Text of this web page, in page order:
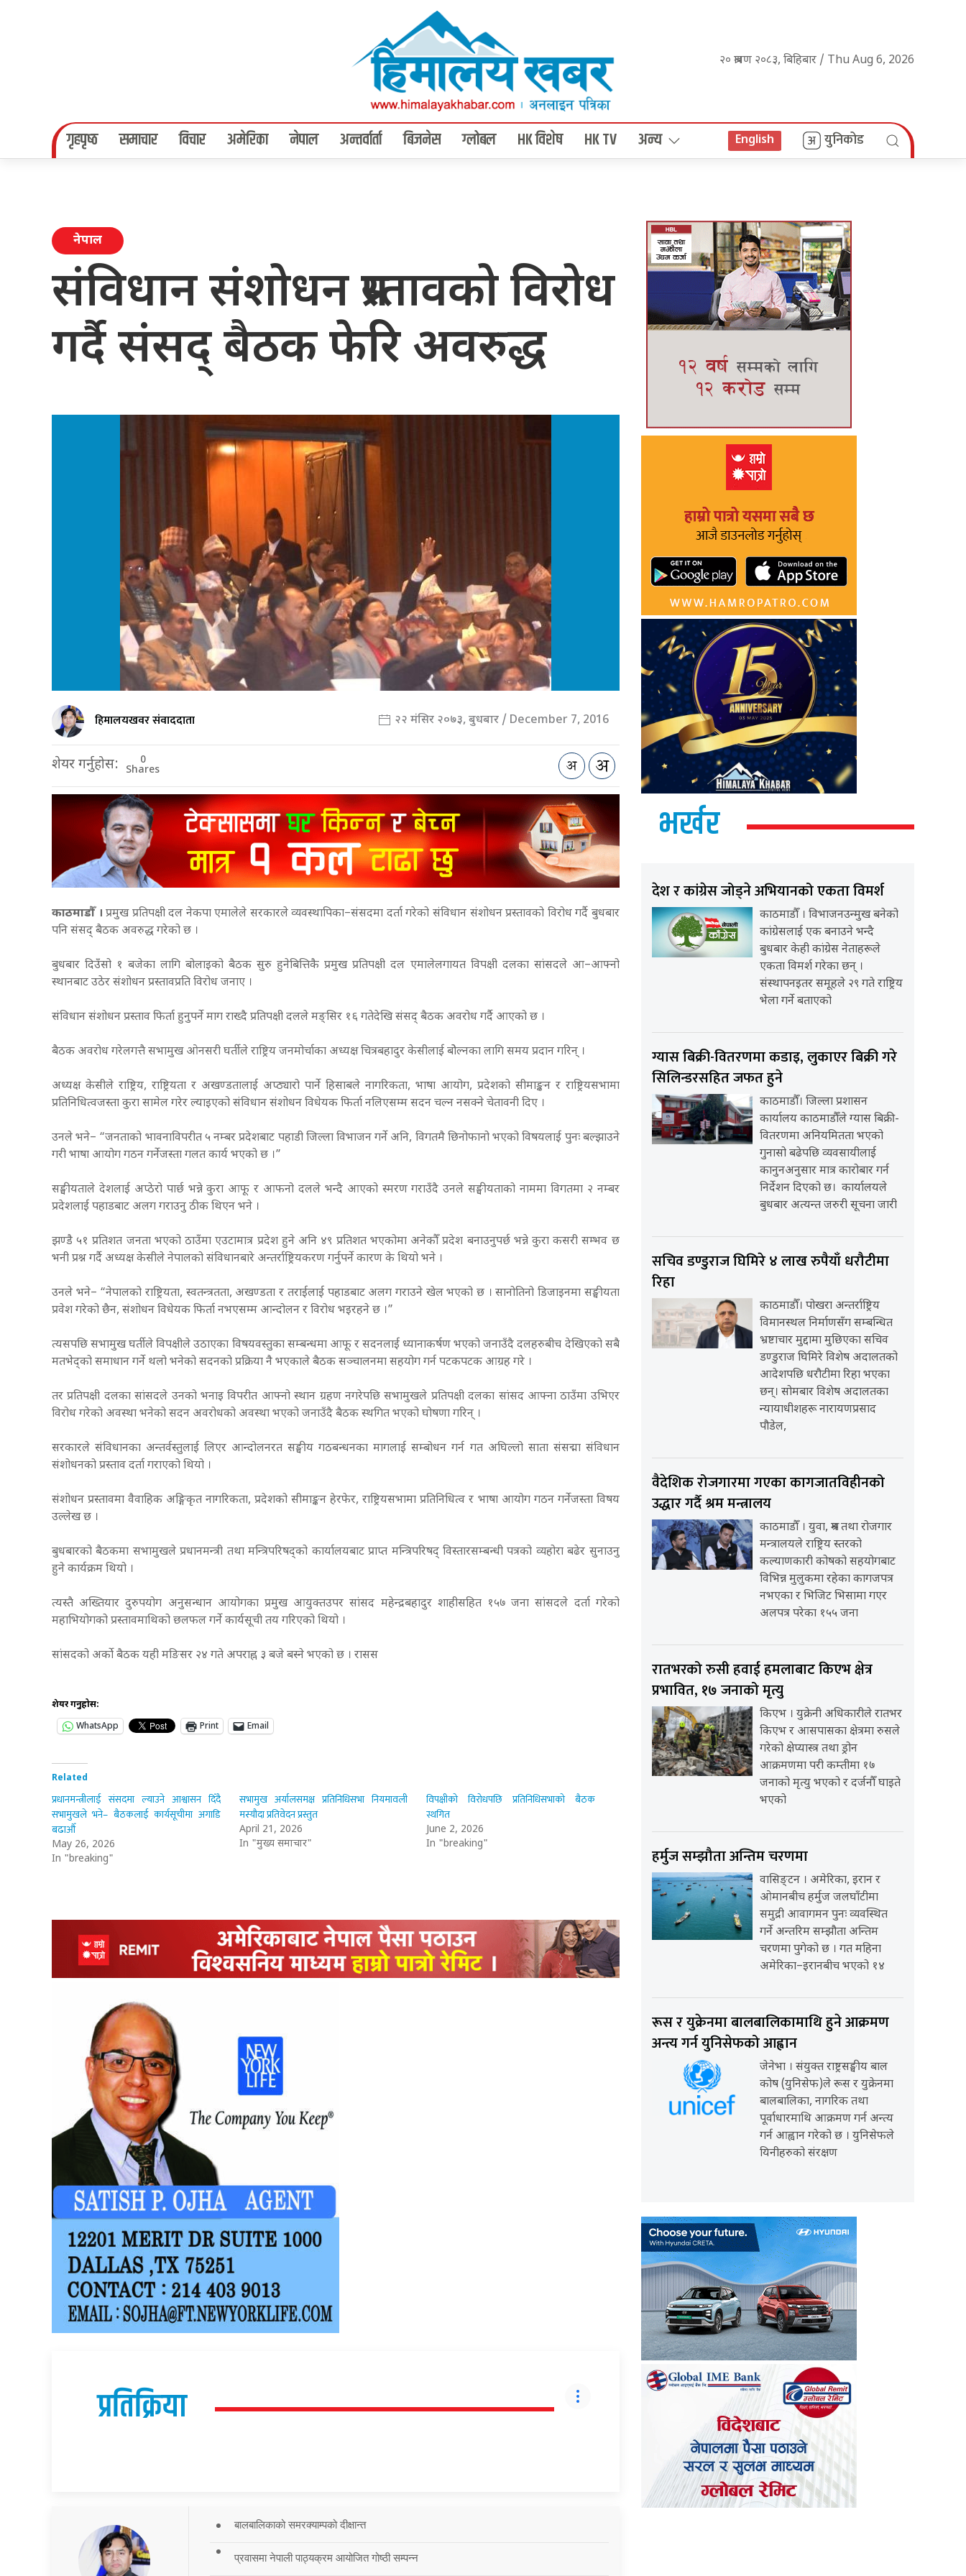
२० श्रावण २०८३, बिहिबार / Thu Aug 6, 2026
गृहपृष्‍ठ समाचार विचार अमेरिका नेपाल अन्तर्वार्ता बिजनेस ग्लोबल HK विशेष HK TV अन्य English युनिकोड
नेपाल
संविधान संशोधन प्रस्तावको विरोध
गर्दै संसद् बैठक फेरि अवरुद्ध
हिमालयखवर संवाददाता २२ मंसिर २०७३, बुधबार / December 7, 2016
शेयर गर्नुहोस: 0
Shares
काठमाडौँ । प्रमुख प्रतिपक्षी दल नेकपा एमालेले सरकारले व्यवस्थापिका–संसदमा दर्ता गरेको संविधान संशोधन प्रस्तावको विरोध गर्दै बुधबार
पनि संसद् बैठक अवरुद्ध गरेको छ ।
बुधबार दिउँसो १ बजेका लागि बोलाइको बैठक सुरु हुनेबित्तिकै प्रमुख प्रतिपक्षी दल एमालेलगायत विपक्षी दलका सांसदले आ–आफ्नो
स्थानबाट उठेर संशोधन प्रस्तावप्रति विरोध जनाए ।
संविधान संशोधन प्रस्ताव फिर्ता हुनुपर्ने माग राख्दै प्रतिपक्षी दलले मङ्सिर १६ गतेदेखि संसद् बैठक अवरोध गर्दै आएको छ ।
बैठक अवरोध गरेलगत्तै सभामुख ओनसरी घर्तीले राष्ट्रिय जनमोर्चाका अध्यक्ष चित्रबहादुर केसीलाई बोेल्नका लागि समय प्रदान गरिन् ।
अध्यक्ष केसीले राष्ट्रिय, राष्ट्रियता र अखण्डतालाई अप्ठ्यारो पार्ने हिसाबले नागरिकता, भाषा आयोग, प्रदेशको सीमाङ्कन र राष्ट्रियसभामा
प्रतिनिधित्वजस्ता कुरा सामेल गरेर ल्याइएको संविधान संशोधन विधेयक फिर्ता नलिएसम्म सदन चल्न नसक्ने चेतावनी दिए ।
उनले भने– “जनताको भावनाविपरीत ५ नम्बर प्रदेशबाट पहाडी जिल्ला विभाजन गर्ने अनि, विगतमै छिनोफानो भएको विषयलाई पुनः बल्झाउने
गरी भाषा आयोग गठन गर्नेजस्ता गलत कार्य भएको छ ।”
सङ्घीयताले देशलाई अप्ठेरो पार्छ भन्ने कुरा आफू र आफनो दलले भन्दै आएको स्मरण गराउँदै उनले सङ्घीयताको नाममा विगतमा २ नम्बर
प्रदेशलाई पहाडबाट अलग गराउनु ठीक थिएन भने ।
झण्डै ५१ प्रतिशत जनता भएको ठाउँमा एउटामात्र प्रदेश हुने अनि ४९ प्रतिशत भएकोमा अनेकौँ प्रदेश बनाउनुपर्छ भन्ने कुरा कसरी सम्भव छ
भनी प्रश्न गर्दै अध्यक्ष केसीले नेपालको संविधानबारे अन्तर्राष्ट्रियकरण गर्नुपर्ने कारण के थियो भने ।
उनले भने– “नेपालको राष्ट्रियता, स्वतन्त्रतता, अखण्डता र तराईलाई पहाडबाट अलग गराउने खेल भएको छ । सानोतिनो डिजाइनमा सङ्घीयता
प्रवेश गरेको छैन, संशोधन विधेयक फिर्ता नभएसम्म आन्दोलन र विरोध भइरहने छ ।”
त्यसपछि सभामुख घर्तीले विपक्षीले उठाएका विषयवस्तुका सम्बन्धमा आफू र सदनलाई ध्यानाकर्षण भएको जनाउँदै दलहरुबीच देखिएको सबै
मतभेद्को समाधान गर्ने थलो भनेको सदनको प्रक्रिया नै भएकाले बैठक सञ्चालनमा सहयोग गर्न पटकपटक आग्रह गरे ।
तर प्रतिपक्षी दलका सांसदले उनको भनाइ विपरीत आफ्नो स्थान ग्रहण नगरेपछि सभामुखले प्रतिपक्षी दलका सांसद आफ्ना ठाउँमा उभिएर
विरोध गरेको अवस्था भनेको सदन अवरोधको अवस्था भएको जनाउँदै बैठक स्थगित भएको घोषणा गरिन् ।
सरकारले संविधानका अन्तर्वस्तुलाई लिएर आन्दोलनरत सङ्घीय गठबन्धनका मागलाई सम्बोधन गर्न गत अघिल्लो साता संसद्मा संविधान
संशोधनको प्रस्ताव दर्ता गराएको थियो ।
संशोधन प्रस्तावमा वैवाहिक अङ्गिकृत नागरिकता, प्रदेशको सीमाङ्कन हेरफेर, राष्ट्रियसभामा प्रतिनिधित्व र भाषा आयोग गठन गर्नेजस्ता विषय
उल्लेख छ ।
बुधबारको बैठकमा सभामुखले प्रधानमन्त्री तथा मन्त्रिपरिषद्को कार्यालयबाट प्राप्त मन्त्रिपरिषद् विस्तारसम्बन्धी पत्रको व्यहोरा बढेर सुनाउनु
हुने कार्यक्रम थियो ।
त्यस्तै अख्तियार दुरुपयोग अनुसन्धान आयोगका प्रमुख आयुक्तउपर सांसद महेन्द्रबहादुर शाहीसहित १५७ जना सांसदले दर्ता गरेको
महाभियोगको प्रस्तावमाथिको छलफल गर्ने कार्यसूची तय गरिएको थियो ।
सांसदको अर्को बैठक यही मङिसर २४ गते अपराह्न ३ बजे बस्ने भएको छ । रासस
शेयर गर्नुहोस:
WhatsApp
Print Email
Related
प्रधानमन्त्रीलाई संसदमा ल्याउने आश्वासन दिँदै
सभामुखले भने– बैठकलाई कार्यसूचीमा अगाडि
बढाऔँ
May 26, 2026
In "breaking"
सभामुख अर्यालसमक्ष प्रतिनिधिसभा नियमावली
मस्यौदा प्रतिवेदन प्रस्तुत
April 21, 2026
In "मुख्य समाचार"
विपक्षीको विरोधपछि प्रतिनिधिसभाको बैठक
स्थगित
June 2, 2026
In "breaking"
प्रतिक्रिया
बालबालिकाको समरक्याम्पको दीक्षान्त
प्रवासमा नेपाली पाठ्यक्रम आयोजित गोष्ठी सम्पन्न
भर्खर
देश र कांग्रेस जोड्ने अभियानको एकता विमर्श
काठमाडौँ । विभाजनउन्मुख बनेको
कांग्रेसलाई एक बनाउने भन्दै
बुधबार केही कांग्रेस नेताहरूले
एकता विमर्श गरेका छन् ।
संस्थापनइतर समूहले २९ गते राष्ट्रिय
भेला गर्ने बताएको
ग्यास बिक्री-वितरणमा कडाइ, लुकाएर बिक्री गरे
सिलिन्डरसहित जफत हुने
काठमाडौँ। जिल्ला प्रशासन
कार्यालय काठमाडौँले ग्यास बिक्री-
वितरणमा अनियमितता भएको
गुनासो बढेपछि व्यवसायीलाई
कानुनअनुसार मात्र कारोबार गर्न
निर्देशन दिएको छ। कार्यालयले
बुधबार अत्यन्त जरुरी सूचना जारी
सचिव डण्डुराज घिमिरे ४ लाख रुपैयाँ धरौटीमा
रिहा
काठमाडौँ। पोखरा अन्तर्राष्ट्रिय
विमानस्थल निर्माणसँग सम्बन्धित
भ्रष्टाचार मुद्दामा मुछिएका सचिव
डण्डुराज घिमिरे विशेष अदालतको
आदेशपछि धरौटीमा रिहा भएका
छन्। सोमबार विशेष अदालतका
न्यायाधीशहरू नारायणप्रसाद
पौडेल,
वैदेशिक रोजगारमा गएका कागजातविहीनको
उद्धार गर्दै श्रम मन्त्रालय
काठमाडौँ । युवा, श्रम तथा रोजगार
मन्त्रालयले राष्ट्रिय स्तरको
कल्याणकारी कोषको सहयोगबाट
विभिन्न मुलुकमा रहेका कागजपत्र
नभएका र भिजिट भिसामा गएर
अलपत्र परेका १५५ जना
रातभरको रुसी हवाई हमलाबाट किएभ क्षेत्र
प्रभावित, १७ जनाको मृत्यु
किएभ । युक्रेनी अधिकारीले रातभर
किएभ र आसपासका क्षेत्रमा रुसले
गरेको क्षेप्यास्त्र तथा ड्रोन
आक्रमणमा परी कम्तीमा १७
जनाको मृत्यु भएको र दर्जनौँ घाइते
भएको
हर्मुज सम्झौता अन्तिम चरणमा
वासिङ्टन । अमेरिका, इरान र
ओमानबीच हर्मुज जलघाँटीमा
समुद्री आवागमन पुनः व्यवस्थित
गर्ने अन्तरिम सम्झौता अन्तिम
चरणमा पुगेको छ । गत महिना
अमेरिका–इरानबीच भएको १४
रूस र युक्रेनमा बालबालिकामाथि हुने आक्रमण
अन्त्य गर्न युनिसेफको आह्वान
जेनेभा । संयुक्त राष्ट्रसङ्घीय बाल
कोष (युनिसेफ)ले रूस र युक्रेनमा
बालबालिका, नागरिक तथा
पूर्वाधारमाथि आक्रमण गर्न अन्त्य
गर्न आह्वान गरेको छ । युनिसेफले
यिनीहरुको संरक्षण